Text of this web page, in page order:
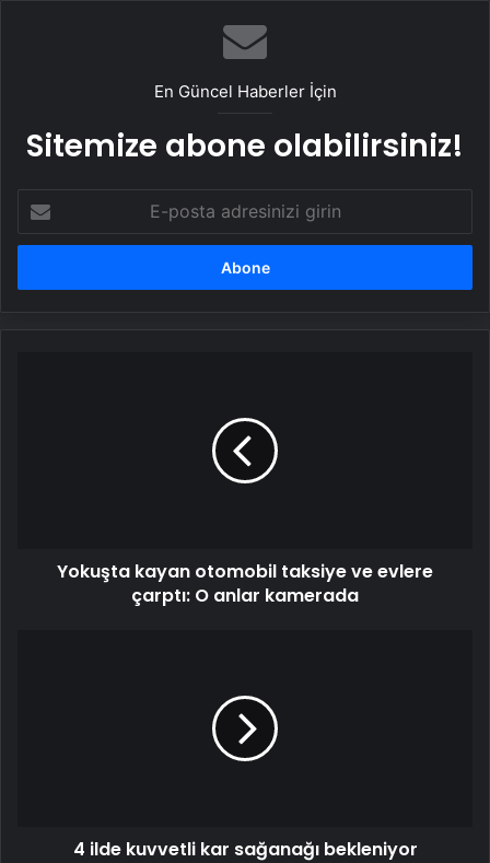
En Güncel Haberler İçin
Sitemize abone olabilirsiniz!
posta
adresinizi
kameradaYokuşta kayan otomobil taksiye ve evlere
çarptı: O anlar kamerada
4 ilde kuvvetli kar sağanağı bekleniyor